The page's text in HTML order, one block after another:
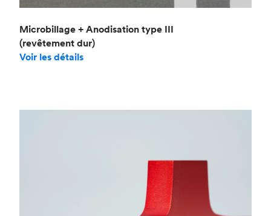
Microbillage + Anodisation type III
(revêtement dur)
Voir les détails